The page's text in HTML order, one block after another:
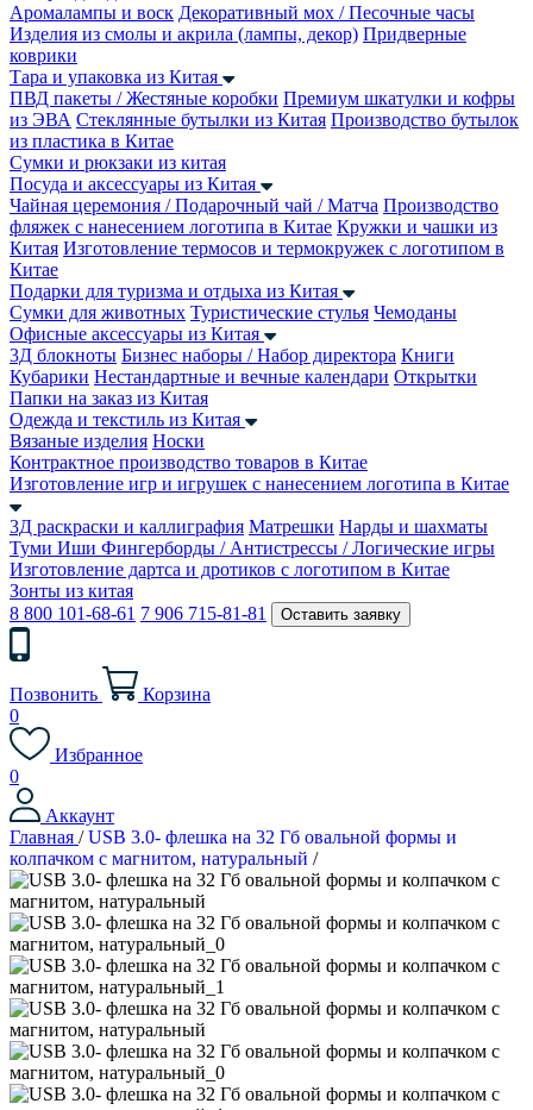
Аромалампы и воск Декоративный мох / Песочные часы
Изделия из смолы и акрила (лампы, декор) Придверные
коврики
Тара и упаковка из Китая
ПВД пакеты / Жестяные коробки Премиум шкатулки и кофры
из ЭВА Стеклянные бутылки из Китая Производство бутылок
из пластика в Китае
Сумки и рюкзаки из китая
Посуда и аксессуары из Китая
Чайная церемония / Подарочный чай / Матча Производство
фляжек с нанесением логотипа в Китае Кружки и чашки из
Китая Изготовление термосов и термокружек с логотипом в
Китае
Подарки для туризма и отдыха из Китая
Сумки для животных Туристические стулья Чемоданы
Офисные аксессуары из Китая
3Д блокноты Бизнес наборы / Набор директора Книги
Кубарики Нестандартные и вечные календари Открытки
Папки на заказ из Китая
Одежда и текстиль из Китая
Вязаные изделия Носки
Контрактное производство товаров в Китае
Изготовление игр и игрушек с нанесением логотипа в Китае
3Д раскраски и каллиграфия Матрешки Нарды и шахматы
Туми Иши Фингерборды / Антистрессы / Логические игры
Изготовление дартса и дротиков с логотипом в Китае
Зонты из китая
8 800 101-68-61 7 906 715-81-81 Оставить заявку
Позвонить
Корзина
0
Избранное
0
Аккаунт
Главная / USB 3.0- флешка на 32 Гб овальной формы и
колпачком с магнитом, натуральный /